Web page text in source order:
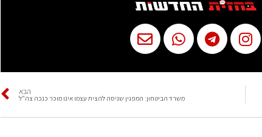
הבא
משרד הביטחון: המפגין שניסה להצית עצמו אינו מוכר כנכה צה"ל